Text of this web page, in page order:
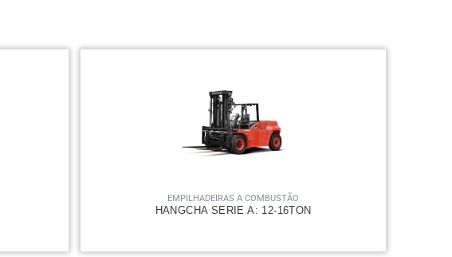
EMPILHADEIRAS A COMBUSTÃO
HANGCHA SERIE A: 12-16TON